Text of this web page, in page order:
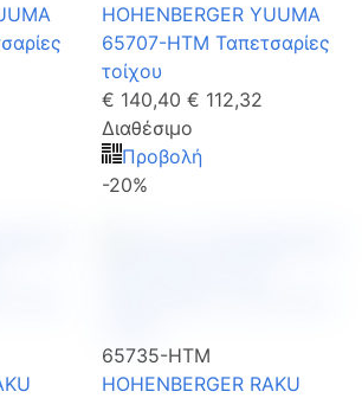
HOHENBERGER YUUMA
65707-HTM Ταπετσαρίες
τοίχου
€ 140,40 € 112,32
Διαθέσιμο
Προβολή
-20%
65735-HTM
HOHENBERGER RAKU